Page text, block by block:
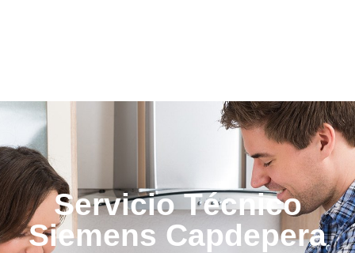
Servicio Técnico
Siemens Capdepera